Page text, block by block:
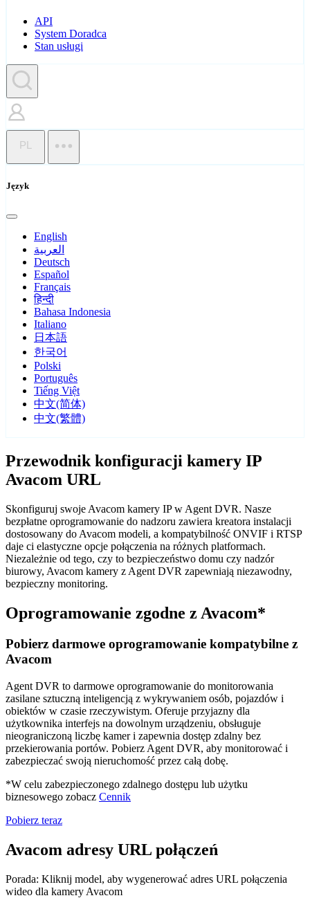
API
System Doradca
Stan usługi
PL
Język
English
العربية
Deutsch
Español
Français
हिन्दी
Bahasa Indonesia
Italiano
日本語
한국어
Polski
Português
Tiếng Việt
中文(简体)
中文(繁體)
Przewodnik konfiguracji kamery IP
Avacom URL
Skonfiguruj swoje Avacom kamery IP w Agent DVR. Nasze
bezpłatne oprogramowanie do nadzoru zawiera kreatora instalacji
dostosowany do Avacom modeli, a kompatybilność ONVIF i RTSP
daje ci elastyczne opcje połączenia na różnych platformach.
Niezależnie od tego, czy to bezpieczeństwo domu czy nadzór
biurowy, Avacom kamery z Agent DVR zapewniają niezawodny,
bezpieczny monitoring.
Oprogramowanie zgodne z Avacom*
Pobierz darmowe oprogramowanie kompatybilne z
Avacom
Agent DVR to darmowe oprogramowanie do monitorowania
zasilane sztuczną inteligencją z wykrywaniem osób, pojazdów i
obiektów w czasie rzeczywistym. Oferuje przyjazny dla
użytkownika interfejs na dowolnym urządzeniu, obsługuje
nieograniczoną liczbę kamer i zapewnia dostęp zdalny bez
przekierowania portów. Pobierz Agent DVR, aby monitorować i
zabezpieczać swoją nieruchomość przez całą dobę.
*W celu zabezpieczonego zdalnego dostępu lub użytku
biznesowego zobacz Cennik
Pobierz teraz
Avacom adresy URL połączeń
Porada: Kliknij model, aby wygenerować adres URL połączenia
wideo dla kamery Avacom